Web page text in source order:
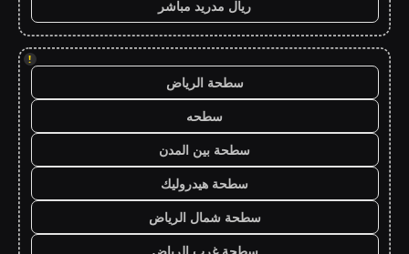
ريال مدريد مباشر
!
سطحة الرياض
سطحه
سطحة بين المدن
سطحة هيدروليك
سطحة شمال الرياض
سطحة غرب الرياض